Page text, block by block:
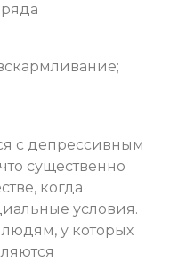
с депрессивным
существенно
когда
условия.
у которых